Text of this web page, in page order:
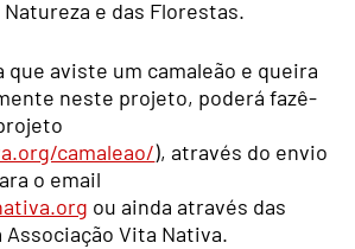
e das Florestas.
que aviste um camaleão e queira
neste projeto, poderá fazê-
camaleao/), através do envio
o email
ou ainda através das
Vita Nativa.